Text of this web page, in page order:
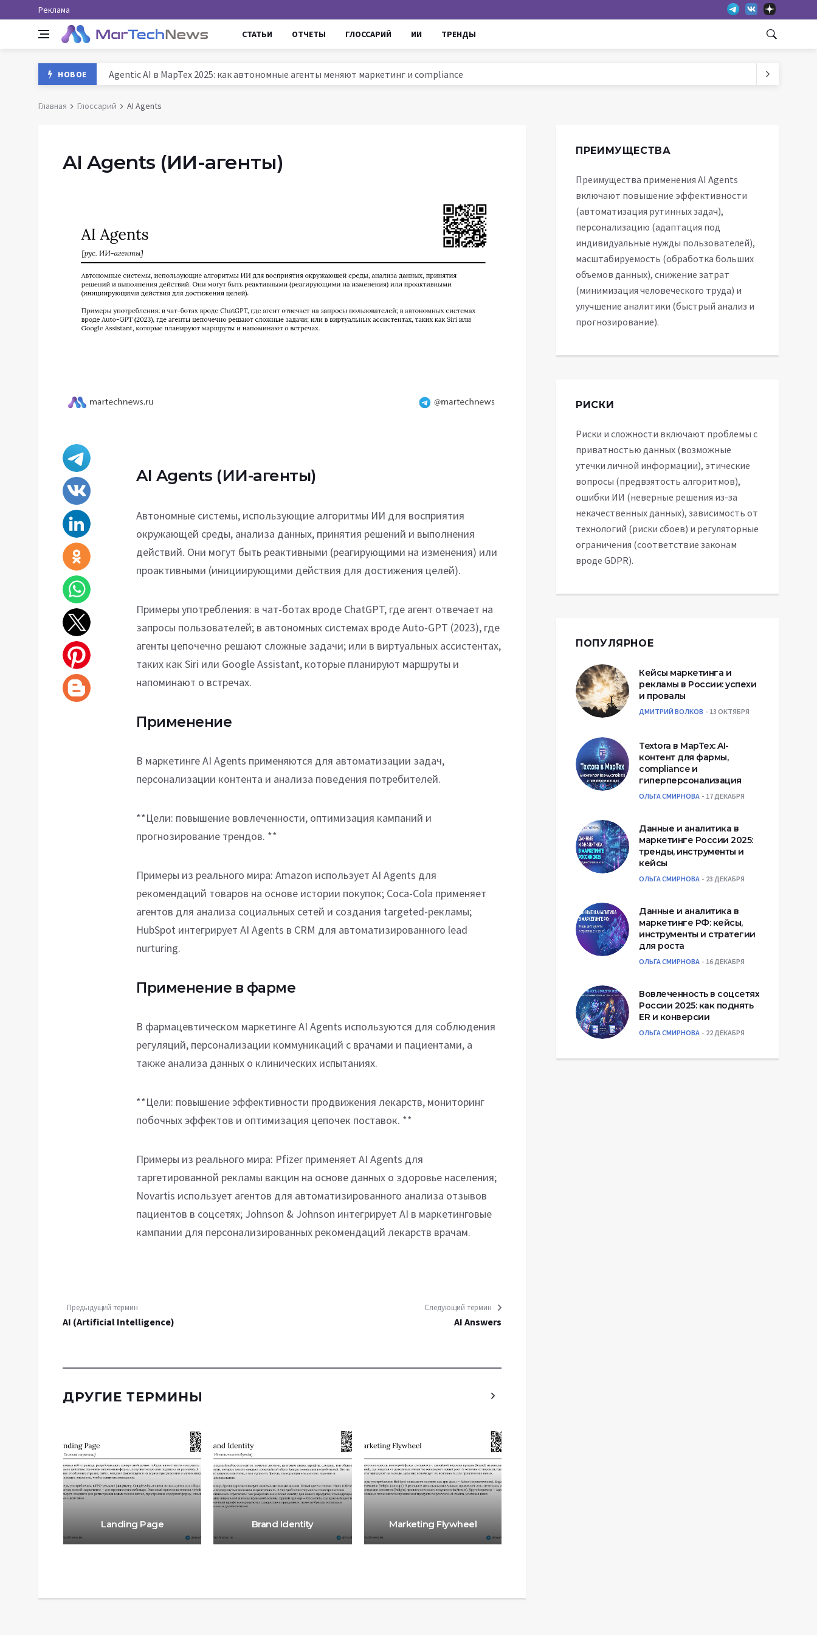
Реклама
СТАТЬИ ОТЧЕТЫ ГЛОССАРИЙ ИИ ТРЕНДЫ
НОВОЕ
Agentic AI в МарТех 2025: как автономные агенты меняют маркетинг и compliance
Главная Глоссарий AI Agents
AI Agents (ИИ-агенты)
AI Agents (ИИ-агенты)
Автономные системы, использующие алгоритмы ИИ для восприятия
окружающей среды, анализа данных, принятия решений и выполнения
действий. Они могут быть реактивными (реагирующими на изменения) или
проактивными (инициирующими действия для достижения целей).
Примеры употребления: в чат-ботах вроде ChatGPT, где агент отвечает на
запросы пользователей; в автономных системах вроде Auto-GPT (2023), где
агенты цепочечно решают сложные задачи; или в виртуальных ассистентах,
таких как Siri или Google Assistant, которые планируют маршруты и
напоминают о встречах.
Применение
В маркетинге AI Agents применяются для автоматизации задач,
персонализации контента и анализа поведения потребителей.
**Цели: повышение вовлеченности, оптимизация кампаний и
прогнозирование трендов. **
Примеры из реального мира: Amazon использует AI Agents для
рекомендаций товаров на основе истории покупок; Coca-Cola применяет
агентов для анализа социальных сетей и создания targeted-рекламы;
HubSpot интегрирует AI Agents в CRM для автоматизированного lead
nurturing.
Применение в фарме
В фармацевтическом маркетинге AI Agents используются для соблюдения
регуляций, персонализации коммуникаций с врачами и пациентами, а
также анализа данных о клинических испытаниях.
**Цели: повышение эффективности продвижения лекарств, мониторинг
побочных эффектов и оптимизация цепочек поставок. **
Примеры из реального мира: Pfizer применяет AI Agents для
таргетированной рекламы вакцин на основе данных о здоровье населения;
Novartis использует агентов для автоматизированного анализа отзывов
пациентов в соцсетях; Johnson & Johnson интегрирует AI в маркетинговые
кампании для персонализированных рекомендаций лекарств врачам.
Предыдущий термин
AI (Artificial Intelligence)
Следующий термин
AI Answers
ДРУГИЕ ТЕРМИНЫ
Landing Page Brand Identity Marketing Flywheel
ПРЕИМУЩЕСТВА
Преимущества применения AI Agents
включают повышение эффективности
(автоматизация рутинных задач),
персонализацию (адаптация под
индивидуальные нужды пользователей),
масштабируемость (обработка больших
объемов данных), снижение затрат
(минимизация человеческого труда) и
улучшение аналитики (быстрый анализ и
прогнозирование).
РИСКИ
Риски и сложности включают проблемы с
приватностью данных (возможные
утечки личной информации), этические
вопросы (предвзятость алгоритмов),
ошибки ИИ (неверные решения из-за
некачественных данных), зависимость от
технологий (риски сбоев) и регуляторные
ограничения (соответствие законам
вроде GDPR).
ПОПУЛЯРНОЕ
Кейсы маркетинга и
рекламы в России: успехи
и провалы
ДМИТРИЙ ВОЛКОВ 13 ОКТЯБРЯ
Textora в МарТех: AI-
контент для фармы,
compliance и
гиперперсонализация
ОЛЬГА СМИРНОВА 17 ДЕКАБРЯ
Данные и аналитика в
маркетинге России 2025:
тренды, инструменты и
кейсы
ОЛЬГА СМИРНОВА 23 ДЕКАБРЯ
Данные и аналитика в
маркетинге РФ: кейсы,
инструменты и стратегии
для роста
ОЛЬГА СМИРНОВА 16 ДЕКАБРЯ
Вовлеченность в соцсетях
России 2025: как поднять
ER и конверсии
ОЛЬГА СМИРНОВА 22 ДЕКАБРЯ